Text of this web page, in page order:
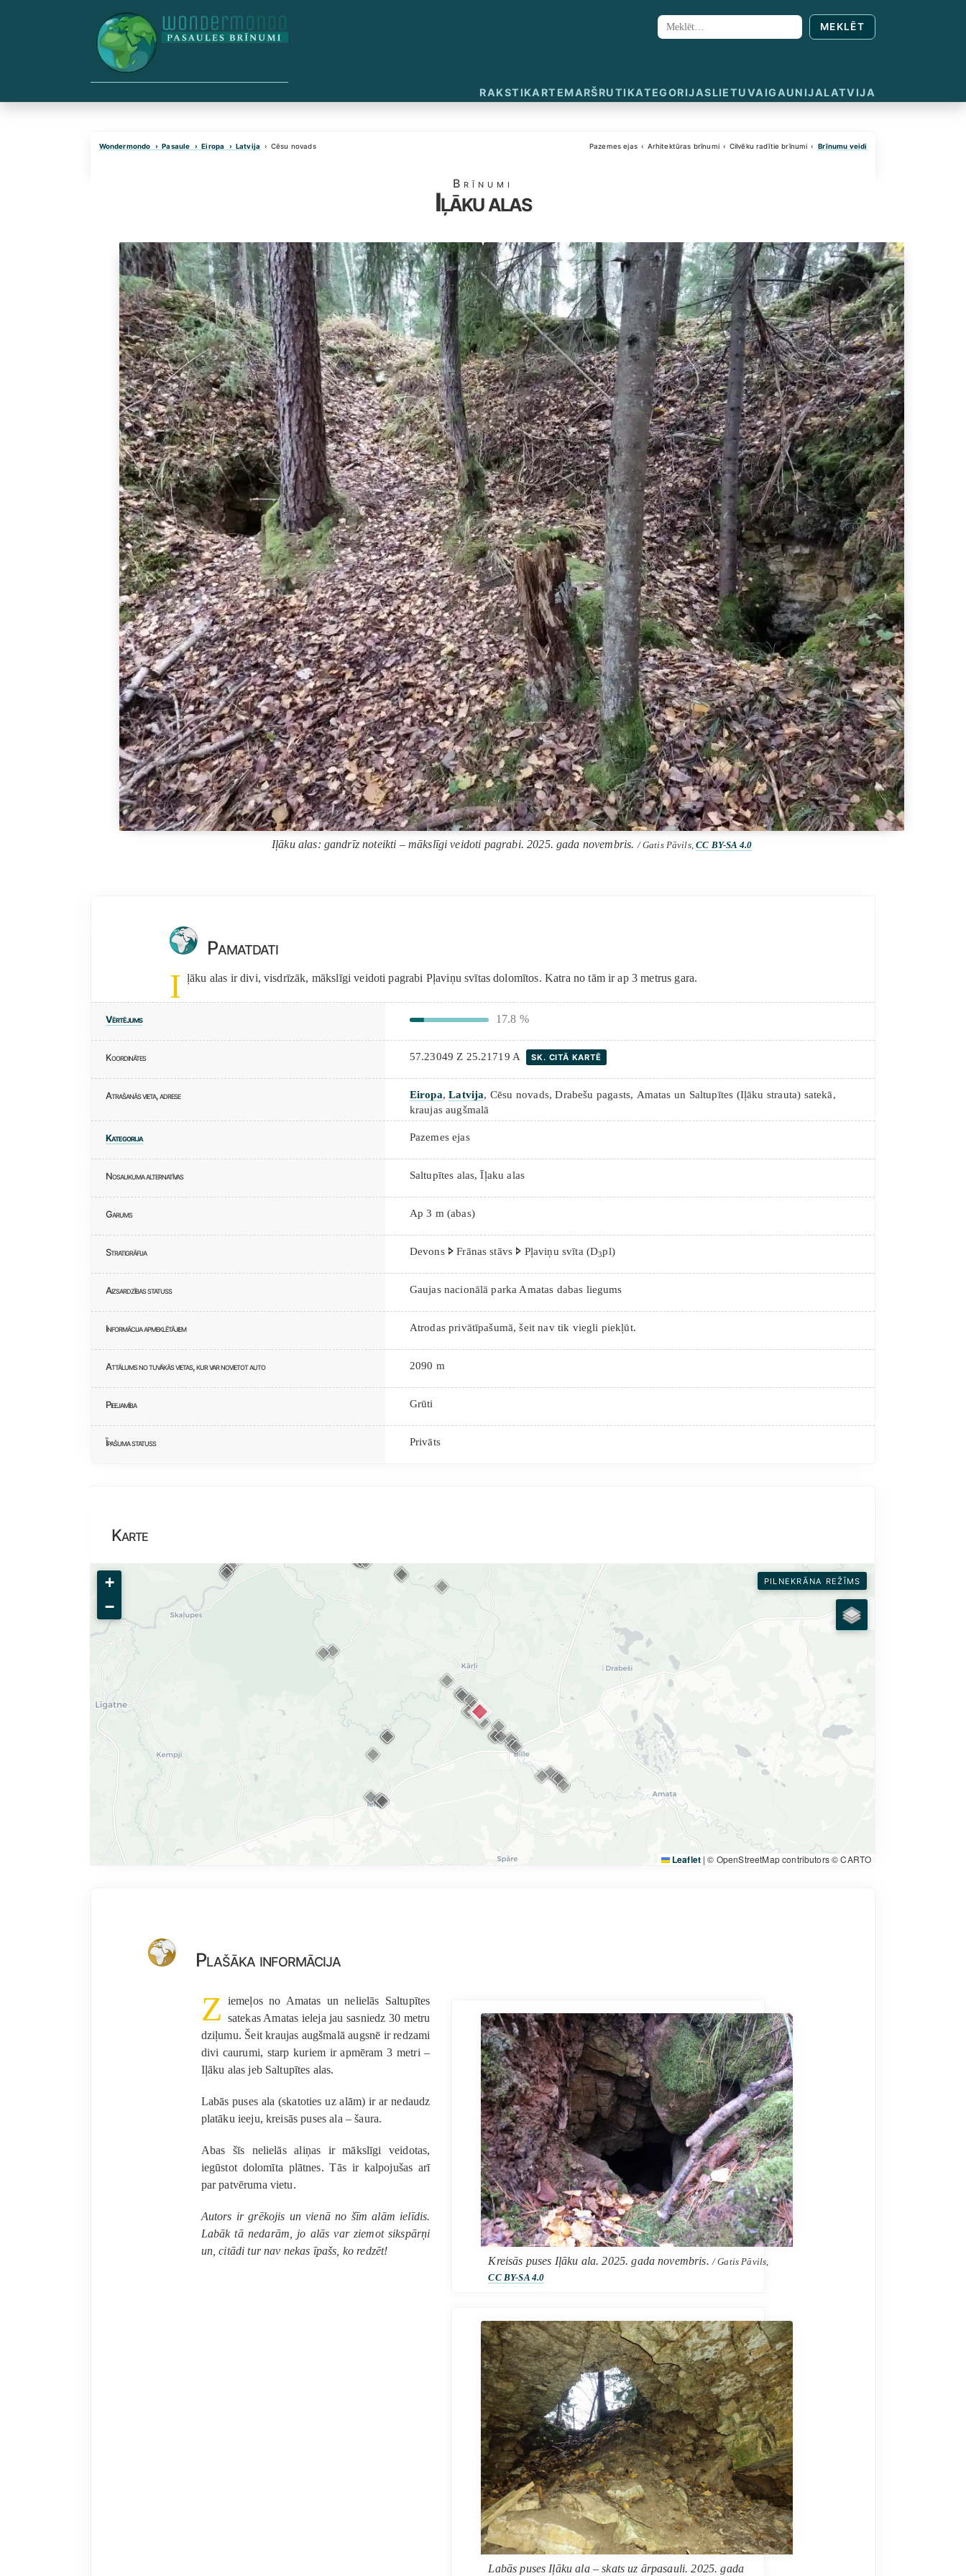
RAKSTIKARTEMARŠRUTI KATEGORIJASLIETUVA IGAUNIJALATVIJA
Meklēt: MEKLĒT
Wondermondo Pasaule Eiropa Latvija Cēsu novads Pazemes ejas Arhitektūras brīnumi Cilvēku radītie brīnumi Brīnumu veidi
Brīnumi
Iļāku alas
Iļāku alas: gandrīz noteikti – mākslīgi veidoti pagrabi. 2025. gada novembris. / Gatis Pāvils,CC BY-SA 4.0
Pamatdati
I ļāku alas ir divi, visdrīzāk, mākslīgi veidoti pagrabi Pļaviņu svītas dolomītos. Katra no tām ir ap 3 metrus gara.
Vērtējums 17.8 %
Koordinātes 57.23049 Z 25.21719 A SK. CITĀ KARTĒ
Atrašanās vieta, adrese Eiropa,Latvija, Cēsu novads, Drabešu pagasts, Amatas un Saltupītes (Iļāku strauta) satekā,
kraujas augšmalā
Kategorija Pazemes ejas
Nosaukuma alternatīvas Saltupītes alas, Īļaku alas
Garums Ap 3 m (abas)
Stratigrāfija Devons 🢖 Frānas stāvs 🢖 Pļaviņu svīta (D3pl)
Aizsardzības statuss Gaujas nacionālā parka Amatas dabas liegums
Informācija apmeklētājiem Atrodas privātīpašumā, šeit nav tik viegli piekļūt.
Attālums no tuvākās vietas, kur var novietot auto 2090 m
Pieejamība Grūti
Īpašuma statuss Privāts
Karte
PILNEKRĀNA REŽĪMS
+
−
Leaflet | © OpenStreetMap contributors © CARTO
Plašāka informācija
Kreisās puses Iļāku ala. 2025. gada novembris. / Gatis Pāvils,
CC BY-SA 4.0
Z iemeļos no Amatas un nelielās Saltupītes
satekas Amatas ieleja jau sasniedz 30 metru
dziļumu. Šeit kraujas augšmalā augsnē ir redzami
divi caurumi, starp kuriem ir apmēram 3 metri –
Iļāku alas jeb Saltupītes alas.
Labās puses ala (skatoties uz alām) ir ar nedaudz
platāku ieeju, kreisās puses ala – šaura.
Abas šīs nelielās aliņas ir mākslīgi veidotas,
iegūstot dolomīta plātnes. Tās ir kalpojušas arī
par patvēruma vietu.
Labās puses Iļāku ala – skats uz ārpasauli. 2025. gada
Autors ir grēkojis un vienā no šīm alām ielīdis.
Labāk tā nedarām, jo alās var ziemot sikspārņi
un, citādi tur nav nekas īpašs, ko redzēt!